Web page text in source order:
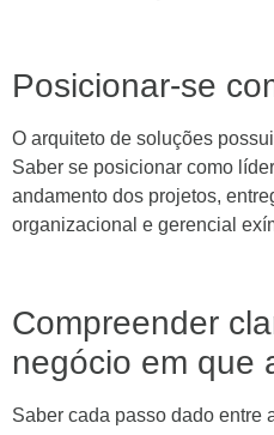
Posicionar-se
O arquiteto de soluções
Saber se posicionar como
andamento dos projetos,
organizacional e gerencial
Compreender
negócio em que
Saber cada passo dado entre